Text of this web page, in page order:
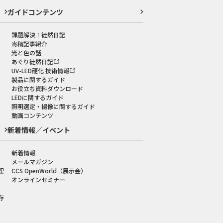
ガイドコンテンツ
課題解決！徒然日記
寄稿記事紹介
光と色の話
あぐり徒然日記
UV-LED硬化 技術情報
製品に関するガイド
お役立ち資料ダウンロード
LEDに関するガイド
照明選定・撮像に関するガイド
動画コンテンツ
新着情報／イベント
新着情報
メールマガジン
CCS OpenWorld（展示会）
オンラインセミナー